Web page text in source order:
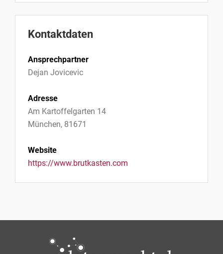
Kontaktdaten
Ansprechpartner
Dejan Jovicevic
Adresse
Am Kartoffelgarten 14
München, 81671
Website
https://www.brutkasten.com